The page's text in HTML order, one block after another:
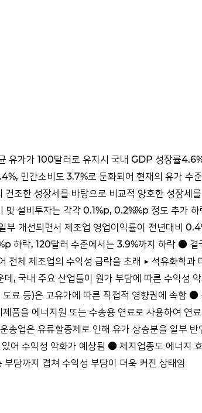
가가 100달러로 유지시 국내 GDP 성장률
민간소비도 3.7%로 둔화되어 현재의 유가 수
조한 성장세를 바탕으로 비교적 양호한 성장세
설비투자는 각각 0.1%p, 0.2%%p 정도 추가
부 개선되면서 제조업 영업이익률이 전년대비
하락, 120달러 수준에서는 3.9%까지 하락 ● 결
체 제조업의 수익성 급락을 초래 ▶ 석유화학과
, 국내 주요 산업들이 원가 부담에 따른 수익성
료 등)은 고유가에 따른 직접적 영향권에 속함 ●
을 에너지원 또는 수송용 연료로 사용하여 연
업은 유류할증제로 인해 유가 상승분을 일부 반
어 수익성 악화가 예상됨 ● 제지업종도 에너지
담까지 겹쳐 수익성 부담이 더욱 커진 상태임